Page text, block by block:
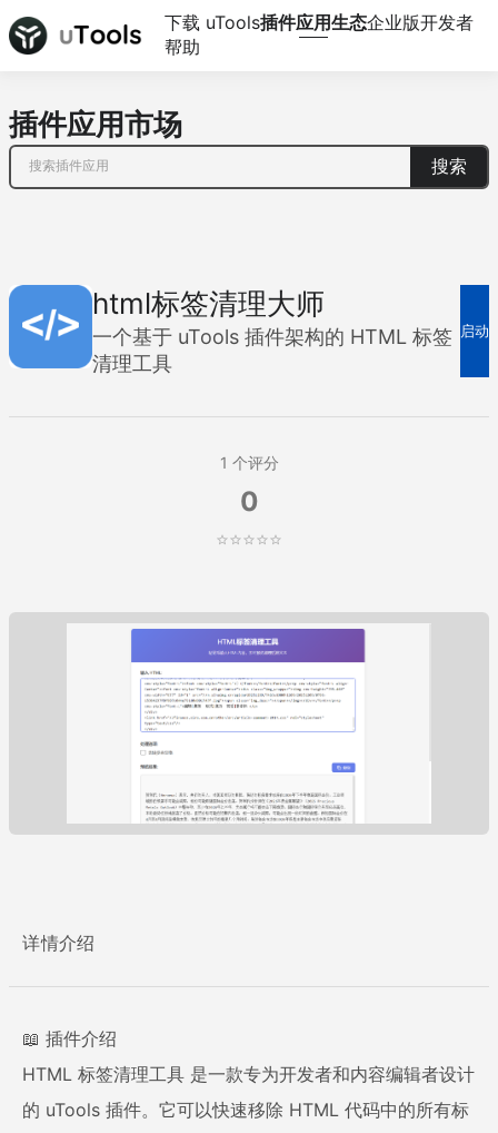
下载 uTools插件应用生态企业版开发者
帮助
插件应用市场
搜索
html标签清理大师
一个基于 uTools 插件架构的 HTML 标签
清理工具
启动
1 个评分
0
详情介绍
📖 插件介绍
HTML 标签清理工具 是一款专为开发者和内容编辑者设计
的 uTools 插件。它可以快速移除 HTML 代码中的所有标